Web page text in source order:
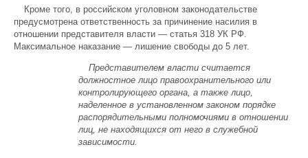
Кроме того, в российском уголовном законодательстве
предусмотрена ответственность за причинение насилия в
отношении представителя власти — статья 318 УК РФ.
Максимальное наказание — лишение свободы до 5 лет.
Представителем власти считается
должностное лицо правоохранительного или
контролирующего органа, а также лицо,
наделенное в установленном законом порядке
распорядительными полномочиями в отношении
лиц, не находящихся от него в служебной
зависимости.